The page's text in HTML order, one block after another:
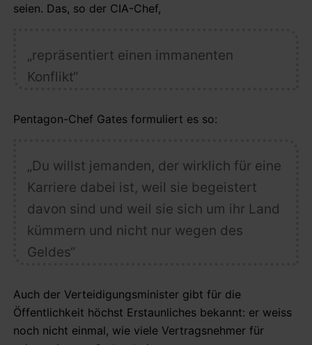
seien. Das, so der CIA-Chef,
„repräsentiert einen immanenten
Konflikt“
Pentagon-Chef Gates formuliert es so:
„Du willst jemanden, der wirklich für eine
Karriere dabei ist, weil sie begeistert
davon sind und weil sie sich um ihr Land
kümmern und nicht nur wegen des
Geldes“
Auch der Verteidigungsminister gibt für die
Öffentlichkeit höchst Erstaunliches bekannt: er weiss
noch nicht einmal, wie viele Vertragsnehmer für